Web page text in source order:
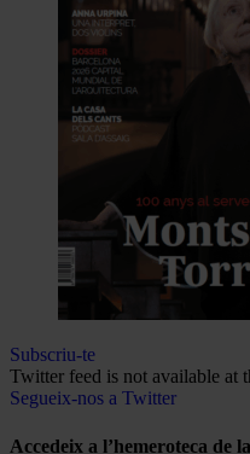
Subscriu-te
Twitter feed is not available at
Segueix-nos a Twitter
Accedeix a l’hemeroteca de